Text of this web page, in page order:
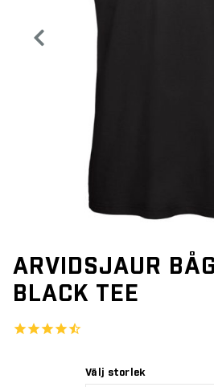
ARVIDSJAUR
BLACK TEE
Välj storlek